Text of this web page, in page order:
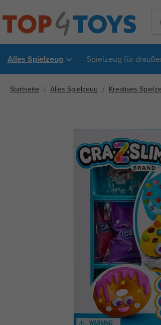
Alles Spielzeug Spielzeug für
Startseite Alles Spielzeug Kreatives